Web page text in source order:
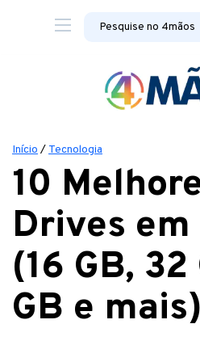
Início / Tecnologia
10
Drives
(16 GB,
GB e mais)